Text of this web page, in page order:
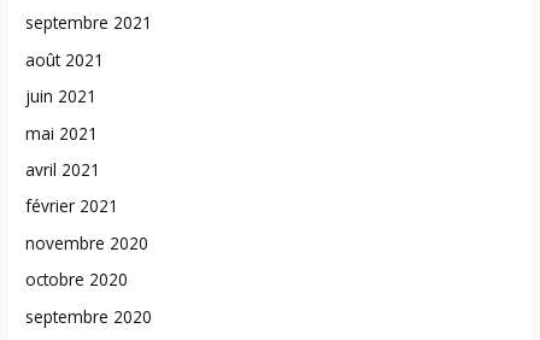
septembre 2021
août 2021
juin 2021
mai 2021
avril 2021
février 2021
novembre 2020
octobre 2020
septembre 2020